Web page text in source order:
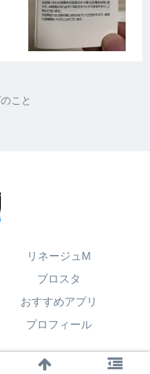
こと
リネージュM
ブロスタ
おすすめアプリ
プロフィール